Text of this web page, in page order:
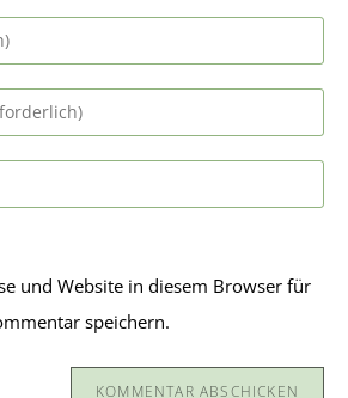
und Website in diesem Browser für
speichern.